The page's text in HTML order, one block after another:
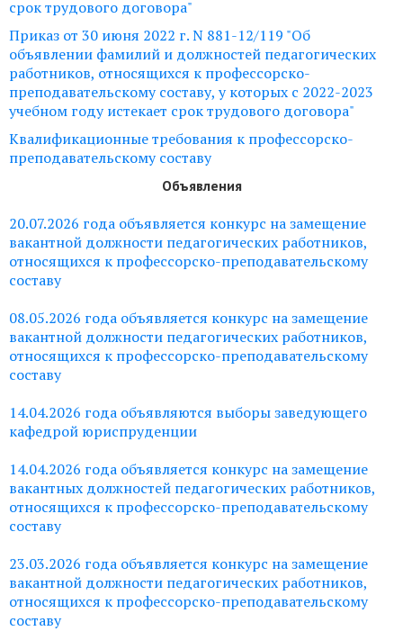
срок трудового договора"
Приказ от 30 июня 2022 г. N 881-12/119 "Об
объявлении фамилий и должностей педагогических
работников, относящихся к профессорско-
преподавательскому составу, у которых с 2022-2023
учебном году истекает срок трудового договора"
Квалификационные требования к профессорско-
преподавательскому составу
Объявления
20.07.2026 года объявляется конкурс на замещение
вакантной должности педагогических работников,
относящихся к профессорско-преподавательскому
составу
08.05.2026 года объявляется конкурс на замещение
вакантной должности педагогических работников,
относящихся к профессорско-преподавательскому
составу
14.04.2026 года объявляются выборы заведующего
кафедрой юриспруденции
14.04.2026 года объявляется конкурс на замещение
вакантных должностей педагогических работников,
относящихся к профессорско-преподавательскому
составу
23.03.2026 года объявляется конкурс на замещение
вакантной должности педагогических работников,
относящихся к профессорско-преподавательскому
составу